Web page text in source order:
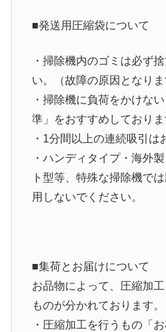
■発送用圧縮袋について
・掃除機内のゴミは必ず
い。（故障の原因となりま
・掃除機に負荷をかけな
準」をおすすめしておりま
・1分間以上の連続吸引は
・ ハンディタイプ・海外
ト型等、特殊な掃除機で
用しないでください。
■集荷とお届けについて
お品物によって、圧縮加
ものが分かれております。
・圧縮加工を行うもの「